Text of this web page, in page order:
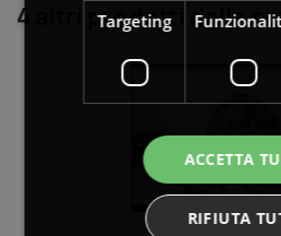
4 altri prodotti della
Targeting
ACCETTA
RIFIUTA